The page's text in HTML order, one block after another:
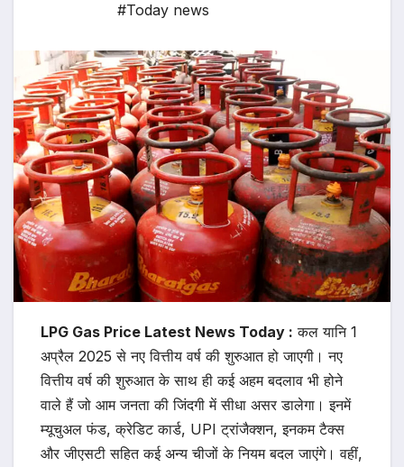
#Today news
LPG Gas Price Latest News Today : कल यानि 1
अप्रैल 2025 से नए वित्तीय वर्ष की शुरुआत हो जाएगी। नए
वित्तीय वर्ष की शुरुआत के साथ ही कई अहम बदलाव भी होने
वाले हैं जो आम जनता की जिंदगी में सीधा असर डालेगा। इनमें
म्यूचुअल फंड, क्रेडिट कार्ड, UPI ट्रांजैक्शन, इनकम टैक्स
और जीएसटी सहित कई अन्य चीजों के नियम बदल जाएंगे। वहीं,